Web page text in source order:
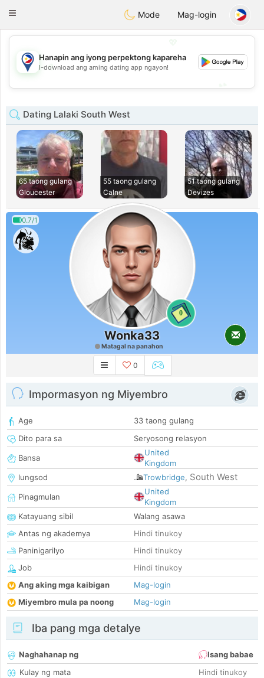
PhilippinesChat
Toggle
Mode Mag-login
💖
💕
Hanapin ang iyong perpektong kapareha
I-download ang aming dating app ngayon!
Dating Lalaki South West
65 taong gulang
Gloucester
55 taong gulang
Calne
51 taong gulang
Devizes
0.7/1
0
Wonka33
Matagal na panahon
0
Impormasyon ng Miyembro
Age
33 taong gulang
Dito para sa
Seryosong relasyon
Bansa
United
Kingdom
lungsod
Trowbridge, South West
Pinagmulan
United
Kingdom
Katayuang sibil
Walang asawa
Antas ng akademya
Hindi tinukoy
Paninigarilyo
Hindi tinukoy
Job
Hindi tinukoy
Ang aking mga kaibigan
Mag-login
Miyembro mula pa noong
Mag-login
Iba pang mga detalye
Naghahanap ng
Isang babae
Kulay ng mata
Hindi tinukoy